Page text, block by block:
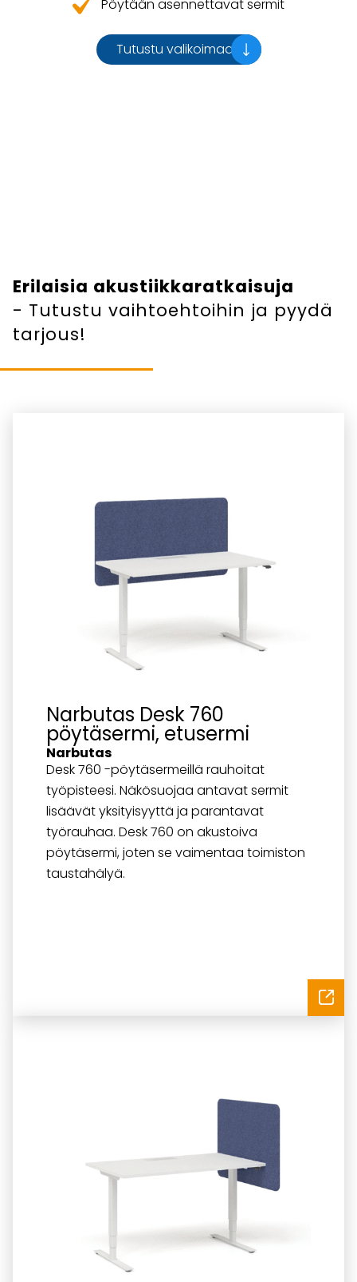
Pöytään asennettavat sermit
Tutustu valikoimaan
Erilaisia akustiikkaratkaisuja
- Tutustu vaihtoehtoihin ja pyydä
tarjous!
Narbutas Desk 760
pöytäsermi, etusermi
Narbutas
Desk 760 -pöytäsermeillä rauhoitat
työpisteesi. Näkösuojaa antavat sermit
lisäävät yksityisyyttä ja parantavat
työrauhaa. Desk 760 on akustoiva
pöytäsermi, joten se vaimentaa toimiston
taustahälyä.